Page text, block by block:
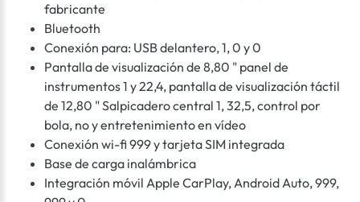
fabricante
Bluetooth
Conexión para: USB delantero, 1, 0 y 0
Pantalla de visualización de 8,80 " panel de
instrumentos 1 y 22,4, pantalla de visualización táctil
de 12,80 " Salpicadero central 1, 32,5, control por
bola, no y entretenimiento en vídeo
Conexión wi-fi 999 y tarjeta SIM integrada
Base de carga inalámbrica
Integración móvil Apple CarPlay, Android Auto, 999,